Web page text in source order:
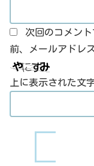
次回のコメン
前、メールアドレ
上に表示された文